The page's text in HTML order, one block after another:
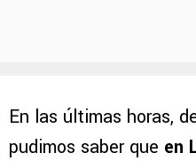
En las últimas horas,
pudimos saber que en